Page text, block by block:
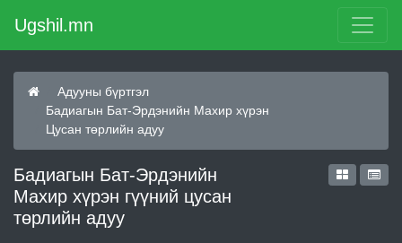
Ugshil.mn
Адууны бүртгэл
Бадиагын Бат-Эрдэнийн Махир хүрэн
Цусан төрлийн адуу
Бадиагын Бат-Эрдэнийн
Махир хүрэн гүүний цусан
төрлийн адуу